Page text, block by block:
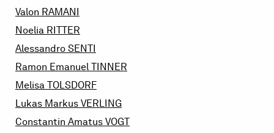
Valon RAMANI
Noelia RITTER
Alessandro SENTI
Ramon Emanuel TINNER
Melisa TOLSDORF
Lukas Markus VERLING
Constantin Amatus VOGT